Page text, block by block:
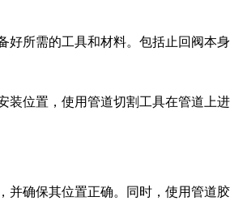
好所需的工具和材料。包括止回阀本
装位置，使用管道切割工具在管道上
并确保其位置正确。同时，使用管道